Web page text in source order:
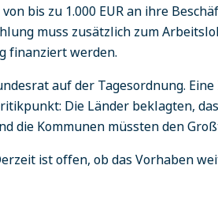
bis zu 1.000 EUR an ihre
muss zusätzlich zum
finanziert werden.
auf der Tagesordnung.
Die Länder beklagten,
die Kommunen müssten den
ist offen, ob das Vorhaben